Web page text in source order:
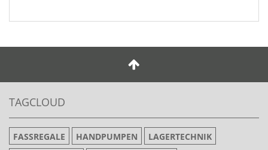
TAGCLOUD
FASSREGALE HANDPUMPEN
LAGERTECHNIK